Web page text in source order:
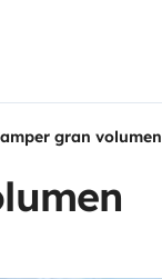
gran volumen